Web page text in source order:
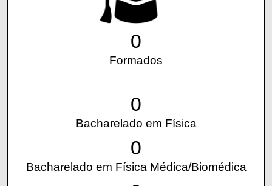
0
Formados
0
Bacharelado em Física
0
Bacharelado em Física Médica/Biomédica